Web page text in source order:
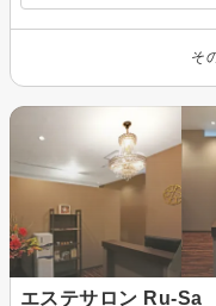
そ
エステサロン Ru-Sa